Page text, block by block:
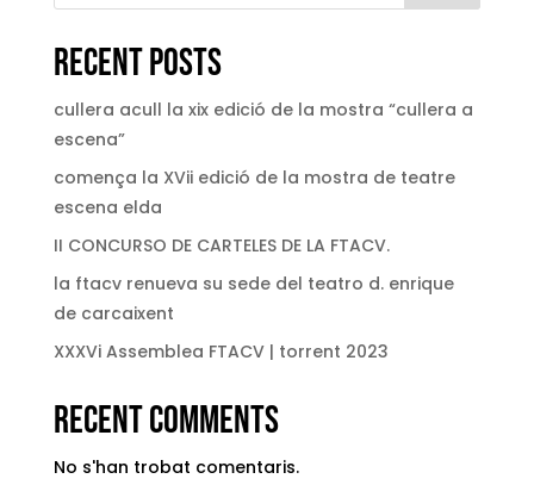
Recent Posts
cullera acull la xix edició de la mostra “cullera a
escena”
comença la XVii edició de la mostra de teatre
escena elda
II CONCURSO DE CARTELES DE LA FTACV.
la ftacv renueva su sede del teatro d. enrique
de carcaixent
XXXVi Assemblea FTACV | torrent 2023
Recent Comments
No s'han trobat comentaris.